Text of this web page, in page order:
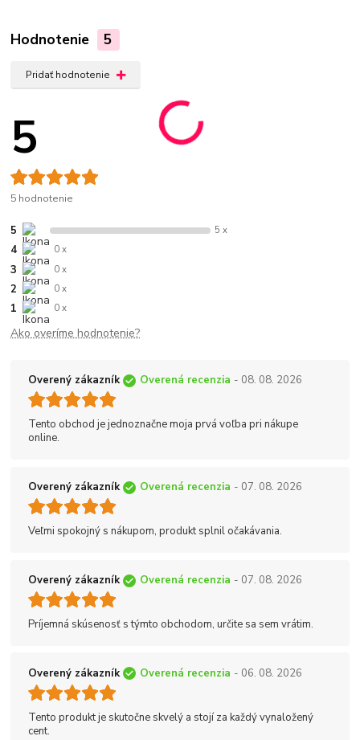
Hodnotenie 5
Pridať hodnotenie
5
5 hodnotenie
5 5 x
4 0 x
3 0 x
2 0 x
1 0 x
Ako overíme hodnotenie?
Overený zákazník Overená recenzia - 08. 08. 2026
Tento obchod je jednoznačne moja prvá voľba pri nákupe
online.
Overený zákazník Overená recenzia - 07. 08. 2026
Veľmi spokojný s nákupom, produkt splnil očakávania.
Overený zákazník Overená recenzia - 07. 08. 2026
Príjemná skúsenosť s týmto obchodom, určite sa sem vrátim.
Overený zákazník Overená recenzia - 06. 08. 2026
Tento produkt je skutočne skvelý a stojí za každý vynaložený
cent.